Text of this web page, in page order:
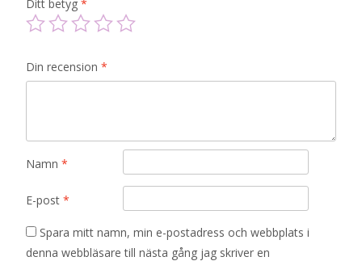
Ditt betyg *
Din recension *
Namn *
E-post *
Spara mitt namn, min e-postadress och webbplats i
denna webbläsare till nästa gång jag skriver en